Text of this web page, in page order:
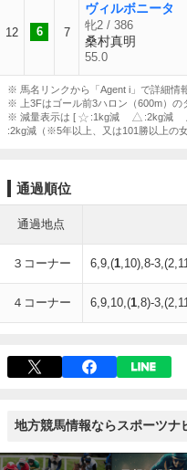
12 6 7
ヴィルボニータ
牝2 / 386
桑村真明
55.0
※ 馬名リンクから「Agent i」で詳細情
※ 上3Fはゴール前3ハロン（600m）の
※ 減量表示は [
:1kg減 :2kg減
:2kg減（※5年以上、又は101勝以上の
通過順位
通過地点
３コーナー 6,9,(1,10),8-
４コーナー 6,9,10,(1,8)-
地方競馬情報ならスポーツナ